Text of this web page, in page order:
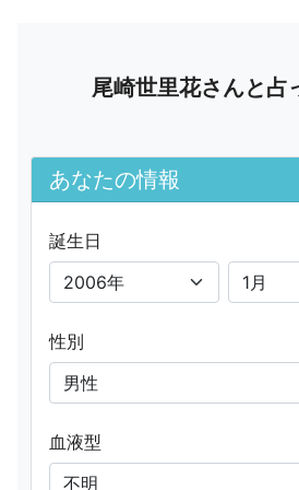
尾崎世里花さんと占
あなたの情報
誕生日
性別
血液型